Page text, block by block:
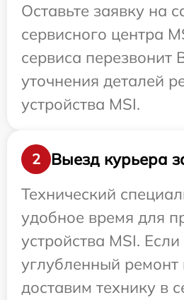
Оставьте заявку на
сервисного центра
сервиса перезвонит
уточнения деталей
устройства MSI.
2
Выезд курьера
Технический
удобное время для
устройства MSI.
углубленный
доставим технику в